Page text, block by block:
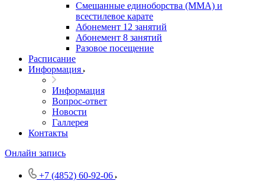
Смешанные единоборства (ММА) и
всестилевое карате
Абонемент 12 занятий
Абонемент 8 занятий
Разовое посещение
Расписание
Информация
Информация
Вопрос-ответ
Новости
Галлерея
Контакты
Онлайн запись
+7 (4852) 60-92-06